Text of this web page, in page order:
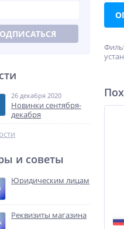
редукция 1" x 1/2"
латунь UNI-FITT
248,32
26 декабря 2020
Новинки сентября-
декабря
и советы
Юридическим лицам
Реквизиты магазина